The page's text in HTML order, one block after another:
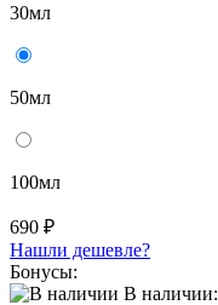
30мл
50мл
100мл
690 ₽
Нашли дешевле?
Бонусы:
В наличии: